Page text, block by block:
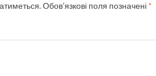
Обов’язкові поля позначені *